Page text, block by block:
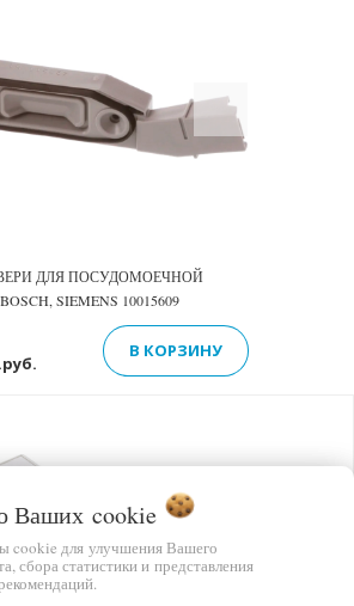
Next
ДЛЯ ПОСУДОМОЕЧНОЙ
SIEMENS 10015609
В КОРЗИНУ
Next
Ваших cookie
cookie для улучшения Вашего
сбора статистики и представления